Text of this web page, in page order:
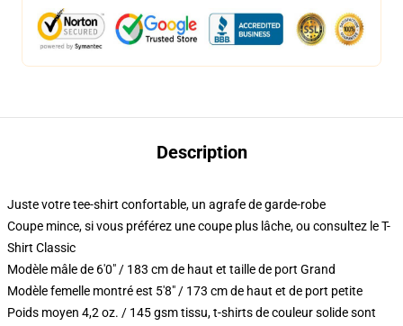
Description
Juste votre tee-shirt confortable, un agrafe de garde-robe
Coupe mince, si vous préférez une coupe plus lâche, ou consultez le T-
Shirt Classic
Modèle mâle de 6'0" / 183 cm de haut et taille de port Grand
Modèle femelle montré est 5'8" / 173 cm de haut et de port petite
Poids moyen 4,2 oz. / 145 gsm tissu, t-shirts de couleur solide sont